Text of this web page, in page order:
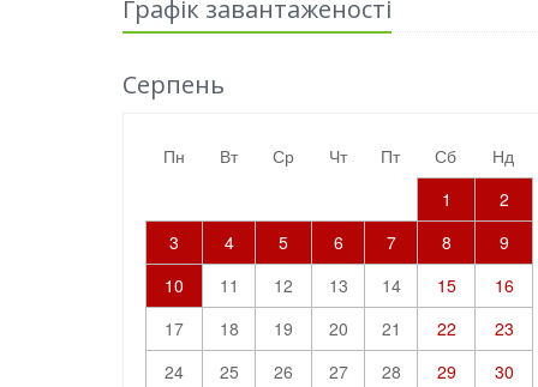
Графік завантаженості
Серпень
пн вт ср чт пт сб
нд
1
2
3
4 5 6 7 8
9
10
11 12 13 14 15
16
17
18 19 20 21 22
23
24
25 26 27 28 29
30